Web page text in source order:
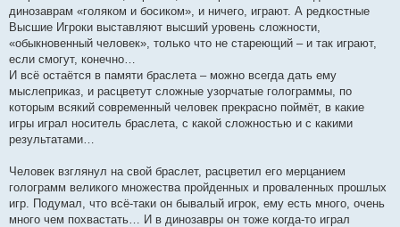
динозаврам «голяком и босиком», и ничего, играют. А редкостные
Высшие Игроки выставляют высший уровень сложности,
«обыкновенный человек», только что не стареющий – и так играют,
если смогут, конечно…
И всё остаётся в памяти браслета – можно всегда дать ему
мыслеприказ, и расцветут сложные узорчатые голограммы, по
которым всякий современный человек прекрасно поймёт, в какие
игры играл носитель браслета, с какой сложностью и с какими
результатами…
Человек взглянул на свой браслет, расцветил его мерцанием
голограмм великого множества пройденных и проваленных прошлых
игр. Подумал, что всё-таки он бывалый игрок, ему есть много, очень
много чем похвастать… И в динозавры он тоже когда-то играл